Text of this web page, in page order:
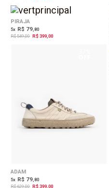
PIRAJA
5x R$ 79 ,80
R$ 549,00 R$ 399,00
ADAM
5x R$ 79 ,80
R$ 629,00 R$ 399,00